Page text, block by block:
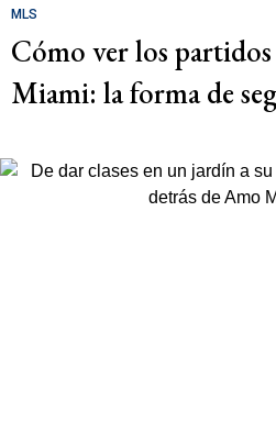
MLS
Cómo ver los
Miami: la forma de